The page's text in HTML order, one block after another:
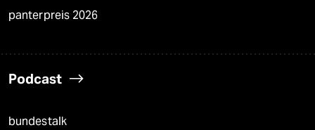
panterpreis 2026
Podcast
bundestalk